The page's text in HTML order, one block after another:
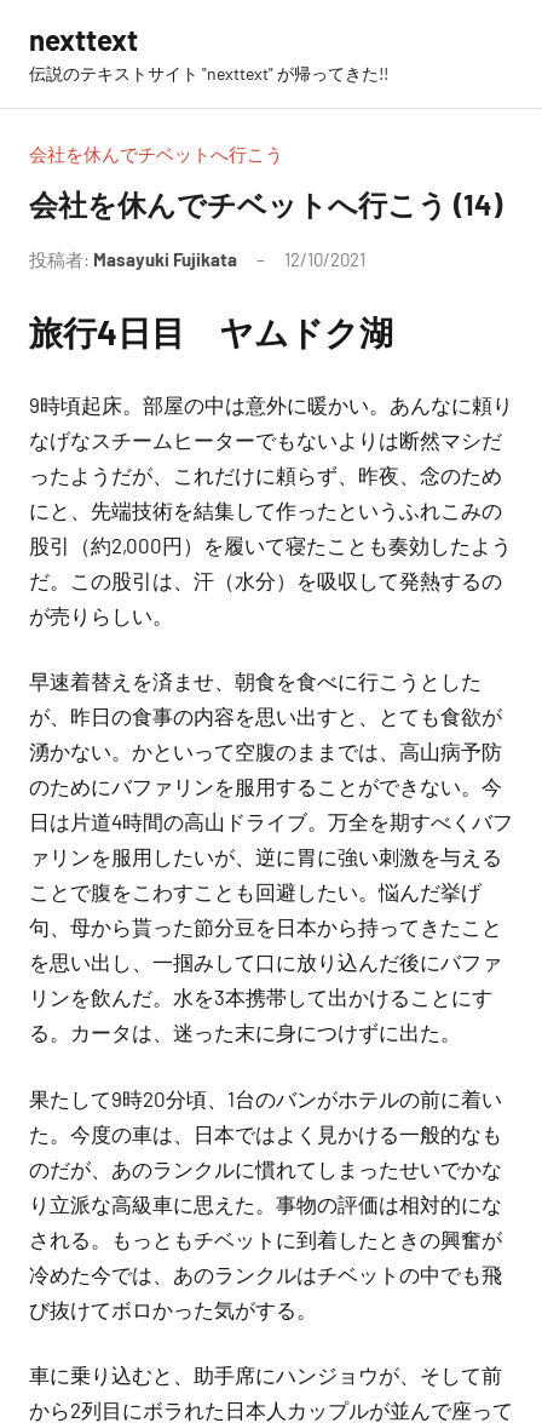
ン
nexttext
伝説のテキストサイト "nexttext" が帰ってきた!!
会社を休んでチベットへ行こう
会社を休んでチベットへ行こう (14)
投稿者: Masayuki Fujikata 12/10/2021
ン
ト
あ
り
ま
せ
ん
旅行4日目 ヤムドク湖
9時頃起床。部屋の中は意外に暖かい。あんなに頼り
なげなスチームヒーターでもないよりは断然マシだ
ったようだが、これだけに頼らず、昨夜、念のため
にと、先端技術を結集して作ったというふれこみの
股引（約2,000円）を履いて寝たことも奏効したよう
だ。この股引は、汗（水分）を吸収して発熱するの
が売りらしい。
早速着替えを済ませ、朝食を食べに行こうとした
が、昨日の食事の内容を思い出すと、とても食欲が
湧かない。かといって空腹のままでは、高山病予防
のためにバファリンを服用することができない。今
日は片道4時間の高山ドライブ。万全を期すべくバフ
ァリンを服用したいが、逆に胃に強い刺激を与える
ことで腹をこわすことも回避したい。悩んだ挙げ
句、母から貰った節分豆を日本から持ってきたこと
を思い出し、一掴みして口に放り込んだ後にバファ
リンを飲んだ。水を3本携帯して出かけることにす
る。カータは、迷った末に身につけずに出た。
果たして9時20分頃、1台のバンがホテルの前に着い
た。今度の車は、日本ではよく見かける一般的なも
のだが、あのランクルに慣れてしまったせいでかな
り立派な高級車に思えた。事物の評価は相対的にな
される。もっともチベットに到着したときの興奮が
冷めた今では、あのランクルはチベットの中でも飛
び抜けてボロかった気がする。
車に乗り込むと、助手席にハンジョウが、そして前
から2列目にボラれた日本人カップルが並んで座って